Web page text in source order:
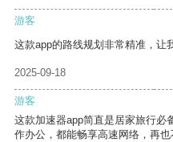
游客
这款app的路线规划非常精准，让
2025-09-18
游客
这款加速器app简直是居家旅行必
作办公，都能畅享高速网络，再